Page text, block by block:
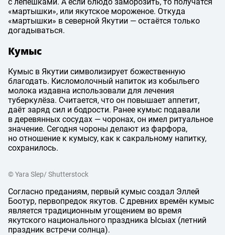
«мартышки», или якутское мороженое. Откуда
«мартышки» в северной Якутии — остаётся только
догадываться.
Кумыс
Кумыс в Якутии символизирует божественную
благодать. Кисломолочный напиток из кобыльего
молока издавна использовали для лечения
туберкулёза. Считается, что он повышает аппетит,
даёт заряд сил и бодрости. Ранее кумыс подавали
в деревянных сосудах — чоронах, он имел ритуальное
значение. Сегодня чороны делают из фарфора,
но отношение к кумысу, как к сакральному напитку,
сохранилось.
© Yara Slep/ Shutterstock
Согласно преданиям, первый кумыс создал Эллей
Боотур, первопредок якутов. С древних времён кумыс
является традиционным угощением во время
якутского национального праздника Ысыах (летний
праздник встречи солнца).